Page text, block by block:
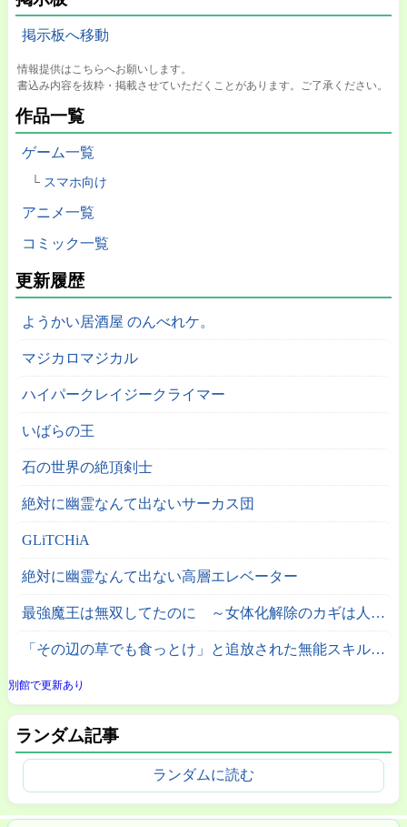
掲示板へ移動
情報提供はこちらへお願いします。
書込み内容を抜粋・掲載させていただくことがあります。ご了承ください。
作品一覧
ゲーム一覧
スマホ向け
アニメ一覧
コミック一覧
更新履歴
ようかい居酒屋 のんべれケ。
マジカロマジカル
ハイパークレイジークライマー
いばらの王
石の世界の絶頂剣士
絶対に幽霊なんて出ないサーカス団
GLiTCHiA
絶対に幽霊なんて出ない高層エレベーター
最強魔王は無双してたのに ～女体化解除のカギは人助けの旅でした～
「その辺の草でも食っとけ」と追放された無能スキル【植物食い】持ち転生者、エルフの里で幻の植物を食べて無双する
別館で更新あり
ランダム記事
ランダムに読む